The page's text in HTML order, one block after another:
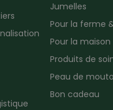
Jumelles
Pour la ferme
Pour la maison
Produits de
Peau de
Bon cadeau